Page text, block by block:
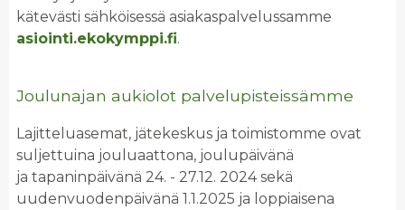
kätevästi sähköisessä asiakaspalvelussamme
asiointi.ekokymppi.fi.
Joulunajan aukiolot palvelupisteissämme
Lajitteluasemat, jätekeskus ja toimistomme ovat
suljettuina jouluaattona, joulupäivänä
ja tapaninpäivänä 24. - 27.12. 2024 sekä
uudenvuodenpäivänä 1.1.2025 ja loppiaisena